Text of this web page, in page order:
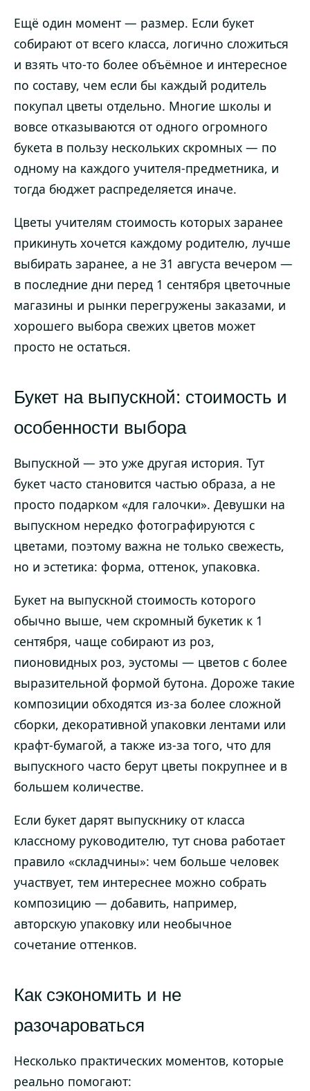
Ещё один момент — размер. Если букет
собирают от всего класса, логично сложиться
и взять что-то более объёмное и интересное
по составу, чем если бы каждый родитель
покупал цветы отдельно. Многие школы и
вовсе отказываются от одного огромного
букета в пользу нескольких скромных — по
одному на каждого учителя-предметника, и
тогда бюджет распределяется иначе.
Цветы учителям стоимость которых заранее
прикинуть хочется каждому родителю, лучше
выбирать заранее, а не 31 августа вечером —
в последние дни перед 1 сентября цветочные
магазины и рынки перегружены заказами, и
хорошего выбора свежих цветов может
просто не остаться.
Букет на выпускной: стоимость и
особенности выбора
Выпускной — это уже другая история. Тут
букет часто становится частью образа, а не
просто подарком «для галочки». Девушки на
выпускном нередко фотографируются с
цветами, поэтому важна не только свежесть,
но и эстетика: форма, оттенок, упаковка.
Букет на выпускной стоимость которого
обычно выше, чем скромный букетик к 1
сентября, чаще собирают из роз,
пионовидных роз, эустомы — цветов с более
выразительной формой бутона. Дороже такие
композиции обходятся из-за более сложной
сборки, декоративной упаковки лентами или
крафт-бумагой, а также из-за того, что для
выпускного часто берут цветы покрупнее и в
большем количестве.
Если букет дарят выпускнику от класса
классному руководителю, тут снова работает
правило «складчины»: чем больше человек
участвует, тем интереснее можно собрать
композицию — добавить, например,
авторскую упаковку или необычное
сочетание оттенков.
Как сэкономить и не
разочароваться
Несколько практических моментов, которые
реально помогают: